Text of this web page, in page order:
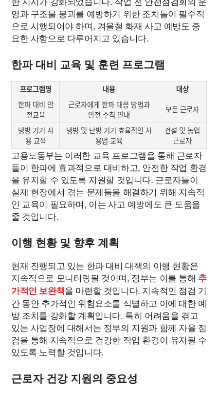
영과 구조물 붕괴를 예방하기 위한 조치들이 필수적
으로 시행되어야 하며, 겨울철 화재 사고 예방도 중
요한 사항으로 다루어지고 있습니다.
한파 대비 교육 및 훈련 프로그램
프로그램명 내용
대상
한파 대비 안
전교육
근로자에게 한파 대응 방법과
안전 수칙 안내
모든 근로자
냉방 기기 사
용 교육
냉방 및 난방 기기 효율적인 사
용법 교육
건설 및 농업
근로자
고용노동부는 이러한 교육 프로그램을 통해 근로자
들이 한파에 효과적으로 대비하고, 안전한 작업 환경
을 유지할 수 있도록 지원할 것입니다. 근로자들이
실제 현장에서 겪는 문제들을 해결하기 위해 지속적
인 교육이 필요하며, 이는 사고 예방에도 큰 도움을
줄 것입니다.
이행 현황 및 향후 계획
현재 진행되고 있는 한파 대비 대책의 이행 현황은
지속적으로 모니터링될 것이며, 정부는 이를 통해 추
가적인 보완책을 마련할 것입니다. 지속적인 점검 기
간 동안 추가적인 위험요소를 식별하고 이에 대한 예
방 조치를 강화할 계획입니다. 특히 어려움을 겪고
있는 사업장에 대해서는 정부의 지원과 함께 자율 점
검을 통해 지속적으로 건강한 작업 환경이 유지될 수
있도록 노력할 것입니다.
근로자 건강 지원의 중요성